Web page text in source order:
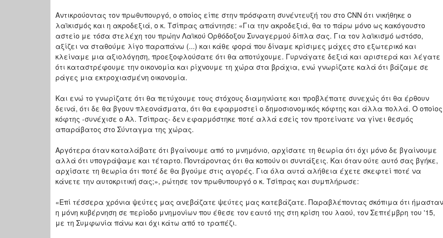
Αντικρούοντας τον πρωθυπουργό, ο οποίος είπε στην πρόσφατη συνέντευξή του στο CNN ότι νικήθηκε ο
λαϊκισμός και η ακροδεξιά, ο κ. Τσίπρας απάντησε: «Για την ακροδεξιά, θα το πάρω μόνο ως κακόγουστο
αστείο με τόσα στελέχη του πρώην Λαϊκού Ορθόδοξου Συναγερμού δίπλα σας. Για τον λαϊκισμό ωστόσο,
αξίζει να σταθούμε λίγο παραπάνω (...) και κάθε φορά που δίναμε κρίσιμες μάχες στο εξωτερικό και
κλείναμε μια αξιολόγηση, προεξοφλούσατε ότι θα αποτύχουμε. Γυρνάγατε δεξιά και αριστερά και λέγατε
ότι καταστρέφουμε την οικονομία και ρίχνουμε τη χώρα στα βράχια, ενώ γνωρίζατε καλά ότι βάζαμε σε
ράγες μια εκτροχιασμένη οικονομία.
Και ενώ το γνωρίζατε ότι θα πετύχουμε τους στόχους διαμηνύατε και προβλέπατε συνεχώς ότι θα έρθουν
δεινά, ότι δε θα βγουν πλεονάσματα, ότι θα εφαρμοστεί ο δημοσιονομικός κόφτης και άλλα πολλά. Ο οποίος
κόφτης -συνέχισε ο Αλ. Τσίπρας- δεν εφαρμόστηκε ποτέ αλλά εσείς τον προτείνατε να γίνει θεσμός
απαράβατος στο Σύνταγμα της χώρας.
Αργότερα όταν καταλάβατε ότι βγαίνουμε από το μνημόνιο, αρχίσατε τη θεωρία ότι όχι μόνο δε βγαίνουμε
αλλά ότι υπογράψαμε και τέταρτο. Ποντάροντας ότι θα κοπούν οι συντάξεις. Και όταν ούτε αυτό σας βγήκε,
αρχίσατε τη θεωρία ότι ποτέ δε θα βγούμε στις αγορές. Για όλα αυτά αλήθεια έχετε σκεφτεί ποτέ να
κάνετε την αυτοκριτική σας;», ρώτησε τον πρωθυπουργό ο κ. Τσίπρας και συμπλήρωσε:
«Επί τέσσερα χρόνια ψεύτες μας ανεβάζατε ψεύτες μας κατεβάζατε. Παραβλέποντας σκόπιμα ότι ήμασταν
η μόνη κυβέρνηση σε περίοδο μνημονίων που έθεσε τον εαυτό της στη κρίση του λαού, τον Σεπτέμβρη του '15,
με τη Συμφωνία πάνω και όχι κάτω από το τραπέζι.